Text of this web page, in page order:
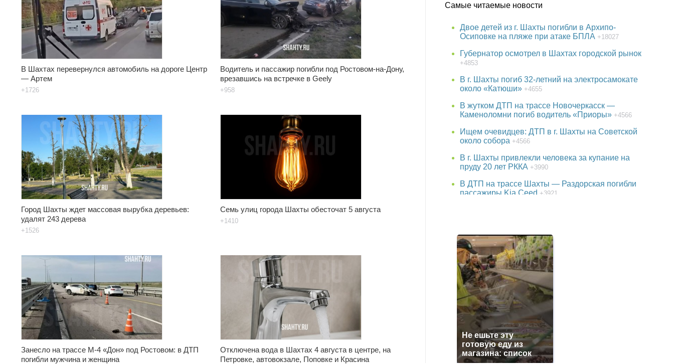
В Шахтах перевернулся автомобиль на дороге Центр
— Артем
+1726
Водитель и пассажир погибли под Ростовом-на-Дону,
врезавшись на встречке в Geely
+958
Город Шахты ждет массовая вырубка деревьев:
удалят 243 дерева
+1526
Семь улиц города Шахты обесточат 5 августа
+1410
Занесло на трассе М-4 «Дон» под Ростовом: в ДТП
погибли мужчина и женщина
Отключена вода в Шахтах 4 августа в центре, на
Петровке, автовокзале, Поповке и Красина
Самые читаемые новости
Двое детей из г. Шахты погибли в Архипо-
Осиповке на пляже при атаке БПЛА +18027
Губернатор осмотрел в Шахтах городской рынок
+4853
В г. Шахты погиб 32-летний на электросамокате
около «Катюши» +4655
В жутком ДТП на трассе Новочеркасск —
Каменоломни погиб водитель «Приоры» +4566
Ищем очевидцев: ДТП в г. Шахты на Советской
около собора +4566
В г. Шахты привлекли человека за купание на
пруду 20 лет РККА +3990
В ДТП на трассе Шахты — Раздорская погибли
пассажиры Kia Ceed +3921
В парке г. Шахты появится огромный фонтан
+3764
Детская шалость обернулась гибелью школьника
в Ростовской области +3539
Утонул в аквапарке 3-летний малыш в Батайске
в Ростовской области
+3251
Отключение воды в г. Шахты на трое суток:
переподключат водовод в направлении III-IV
ШДВ +3164
Про убытки жителей г. Шахты из-за проблем с
электричеством +3116
Не ешьте эту
готовую еду из
магазина: список